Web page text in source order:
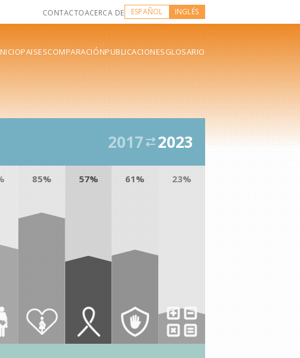
CONTACTOACERCA DE ESPAÑOL INGLÉS
PAISESCOMPARACIÓNPUBLICACIONESGLOSARIO
2017 2023
85% 57% 61% 23%